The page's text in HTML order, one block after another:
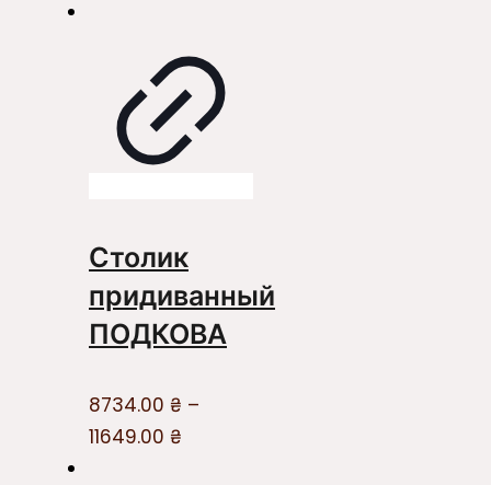
Столик
придиванный
ПОДКОВА
8734.00 ₴ –
11649.00 ₴